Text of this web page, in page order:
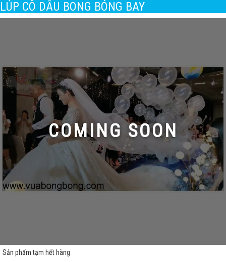
LÚP CÔ DÂU BONG BÓNG BAY
COMING SOON
Sản phẩm tạm hết hàng